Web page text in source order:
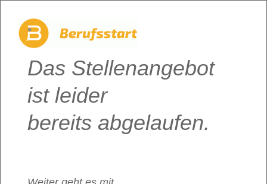
Das Stellenangebot
ist leider
bereits abgelaufen.